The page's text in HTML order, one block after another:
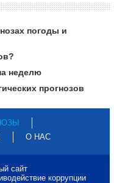
погоды и
неделю
прогнозов
О НАС
сайт
коррупции